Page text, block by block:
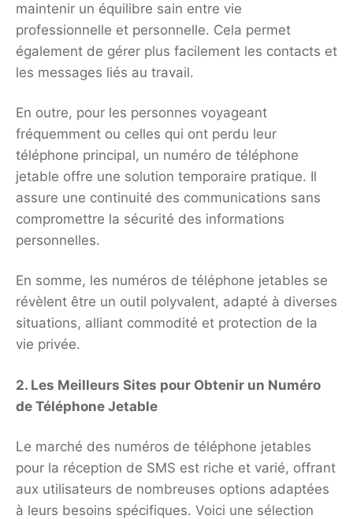
maintenir un équilibre sain entre vie
professionnelle et personnelle. Cela permet
également de gérer plus facilement les contacts et
les messages liés au travail.
En outre, pour les personnes voyageant
fréquemment ou celles qui ont perdu leur
téléphone principal, un numéro de téléphone
jetable offre une solution temporaire pratique. Il
assure une continuité des communications sans
compromettre la sécurité des informations
personnelles.
En somme, les numéros de téléphone jetables se
révèlent être un outil polyvalent, adapté à diverses
situations, alliant commodité et protection de la
vie privée.
2. Les Meilleurs Sites pour Obtenir un Numéro
de Téléphone Jetable
Le marché des numéros de téléphone jetables
pour la réception de SMS est riche et varié, offrant
aux utilisateurs de nombreuses options adaptées
à leurs besoins spécifiques. Voici une sélection